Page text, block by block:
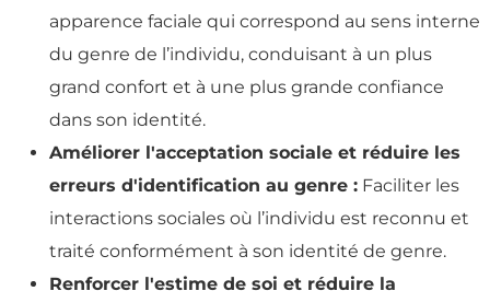
apparence faciale qui correspond au sens interne
du genre de l’individu, conduisant à un plus
grand confort et à une plus grande confiance
dans son identité.
Améliorer l'acceptation sociale et réduire les
erreurs d'identification au genre : Faciliter les
interactions sociales où l’individu est reconnu et
traité conformément à son identité de genre.
Renforcer l'estime de soi et réduire la